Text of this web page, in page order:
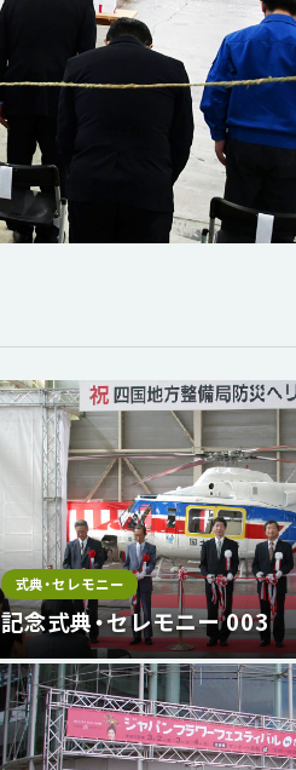
式典・セレモニー
記念式典・セレモニー 003